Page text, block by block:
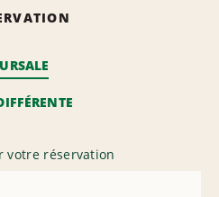
votre réservation